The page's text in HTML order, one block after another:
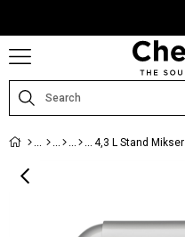
4,3 L Stand Mikser